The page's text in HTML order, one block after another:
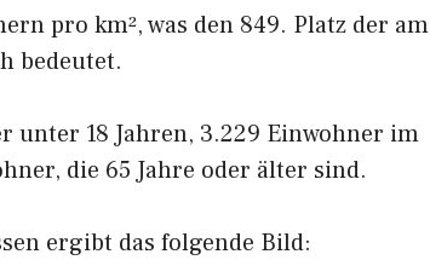
pro km², was den 849. Platz der am
bedeutet.
unter 18 Jahren, 3.229 Einwohner im
die 65 Jahre oder älter sind.
ergibt das folgende Bild: